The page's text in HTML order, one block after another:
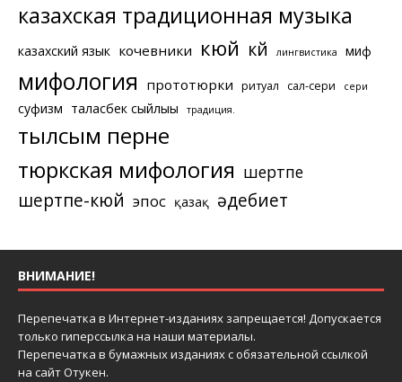
казахская традиционная музыка
казахский язык кочевники кюй күй лингвистика миф
мифология прототюрки ритуал сал-сери сери
суфизм таласбек сыйлығы традиция.
тылсым перне
тюркская мифология шертпе
шертпе-кюй эпос қазақ әдебиет
ВНИМАНИЕ!
Перепечатка в Интернет-изданиях запрещается! Допускается
только гиперссылка на наши материалы.
Перепечатка в бумажных изданиях с обязательной ссылкой
на сайт Отукен.